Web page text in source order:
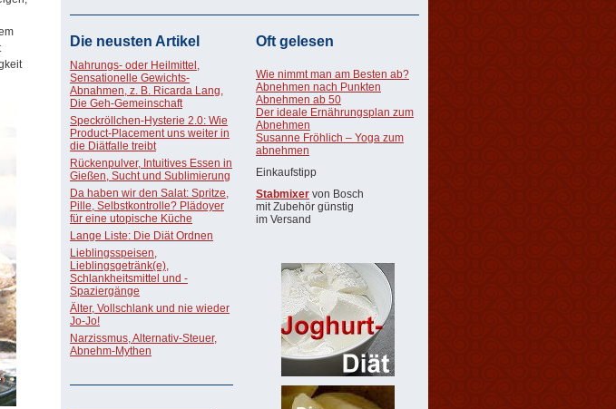
Die neusten Artikel
Nahrungs- oder Heilmittel,
Sensationelle Gewichts-
Abnahmen, z. B. Ricarda Lang,
Die Geh-Gemeinschaft
Speckröllchen-Hysterie 2.0: Wie
Product-Placement uns weiter in
die Diätfalle treibt
Rückenpulver, Intuitives Essen in
Gießen, Sucht und Sublimierung
Da haben wir den Salat: Spritze,
Pille, Selbstkontrolle? Plädoyer
für eine utopische Küche
Lange Liste: Die Diät Ordnen
Lieblingsspeisen,
Lieblingsgetränk(e),
Schlankheitsmittel und -
Spaziergänge
Älter, Vollschlank und nie wieder
Jo-Jo!
Narzissmus, Alternativ-Steuer,
Abnehm-Mythen
Oft gelesen
Wie nimmt man am Besten ab?
Abnehmen nach Punkten
Abnehmen ab 50
Der ideale Ernährungsplan zum
Abnehmen
Susanne Fröhlich – Yoga zum
abnehmen
Einkaufstipp
Stabmixer von Bosch
mit Zubehör günstig
im Versand